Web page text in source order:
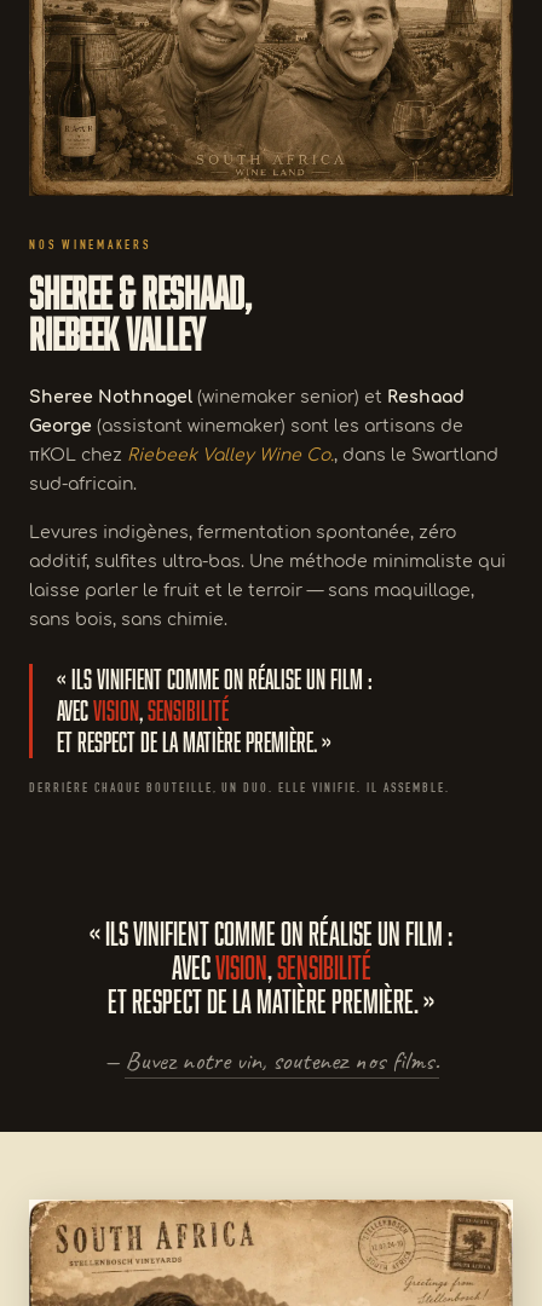
NOS WINEMAKERS
Sheree & Reshaad,
Riebeek Valley
Sheree Nothnagel (winemaker senior) et Reshaad
George (assistant winemaker) sont les artisans de
πKOL chez Riebeek Valley Wine Co., dans le Swartland
sud-africain.
Levures indigènes, fermentation spontanée, zéro
additif, sulfites ultra-bas. Une méthode minimaliste qui
laisse parler le fruit et le terroir — sans maquillage,
sans bois, sans chimie.
« Ils vinifient comme on réalise un film :
avecvision,sensibilité
et respect de la matière première. »
DERRIÈRE CHAQUE BOUTEILLE, UN DUO. ELLE VINIFIE. IL ASSEMBLE.
« Ils vinifient comme on réalise un film :
avecvision,sensibilité
et respect de la matière première. »
— Buvez notre vin, soutenez nos films.